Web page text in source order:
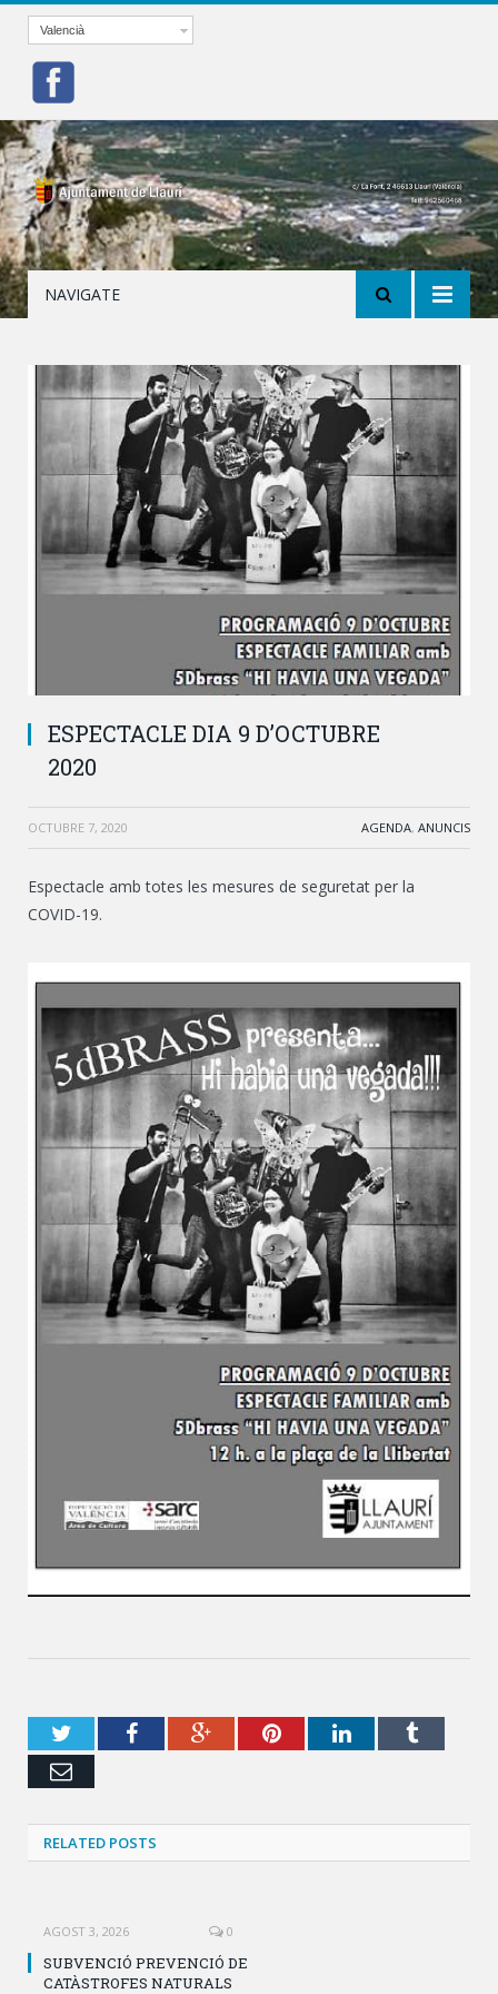
Valencià
NAVIGATE
ESPECTACLE DIA 9 D’OCTUBRE
2020
OCTUBRE 7, 2020 AGENDA, ANUNCIS
Espectacle amb totes les mesures de seguretat per la
COVID-19.
TwitterFacebookGoogle+PinterestLinkedInTumblr
Email
RELATED POSTS
AGOST 3, 2026 0
SUBVENCIÓ PREVENCIÓ DE
CATÀSTROFES NATURALS